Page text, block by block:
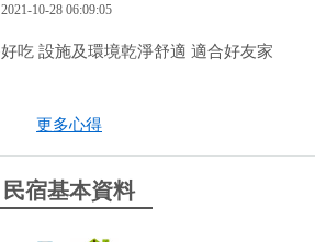
2021-10-28 06:09:05
吃 設施及環境乾淨舒適 適合好友家
2021-10-22 21:30:50
更多心得
民宿基本資料